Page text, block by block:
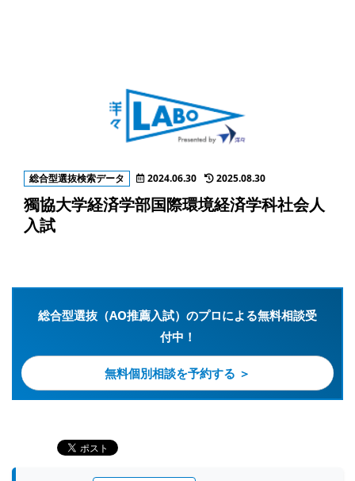
総合型選抜検索データ 2024.06.30 2025.08.30
獨協大学経済学部国際環境経済学科社会人
入試
総合型選抜（AO推薦入試）のプロによる無料相談受
付中！
無料個別相談を予約する ＞